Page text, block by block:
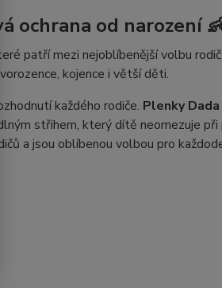
ochrana od narození
patří mezi nejoblíbenější volbu
kojence i větší děti.
každého rodiče. Plenky Dada
střihem, který dítě neomezuje při
a jsou oblíbenou volbou pro